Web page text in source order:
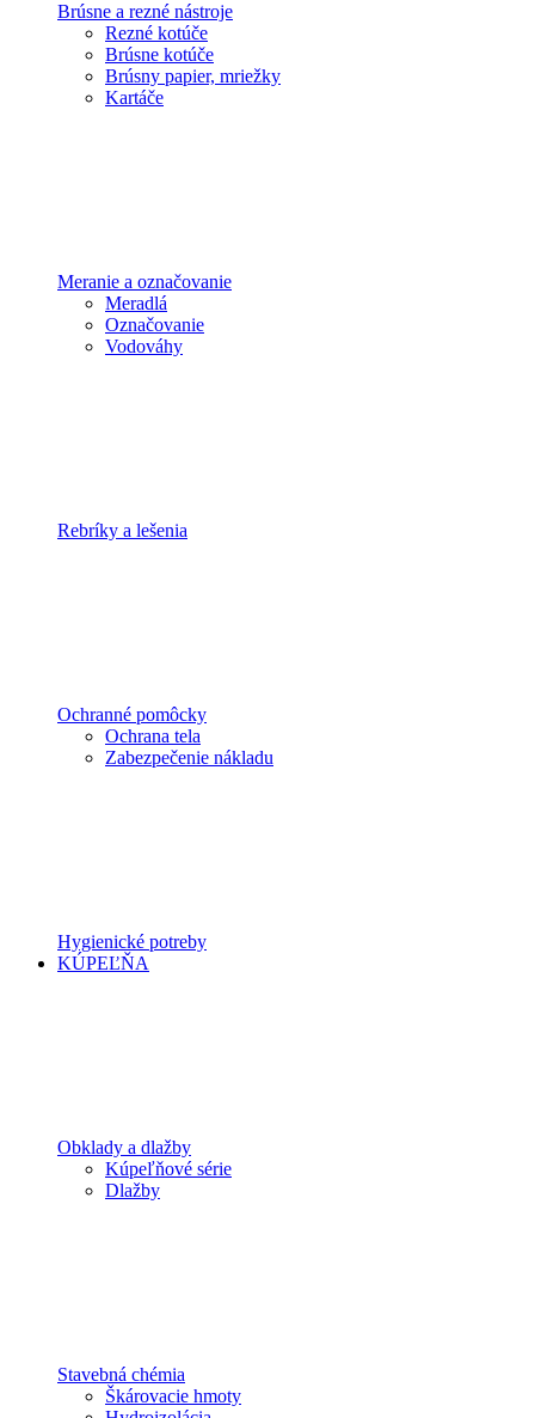
Brúsne a rezné nástroje
Rezné kotúče
Brúsne kotúče
Brúsny papier, mriežky
Kartáče
Meranie a označovanie
Meradlá
Označovanie
Vodováhy
Rebríky a lešenia
Ochranné pomôcky
Ochrana tela
Zabezpečenie nákladu
Hygienické potreby
KÚPEĽŇA
Obklady a dlažby
Kúpeľňové série
Dlažby
Stavebná chémia
Škárovacie hmoty